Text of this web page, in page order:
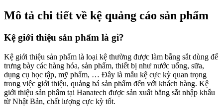
Mô tả chi tiết về kệ quảng cáo sản phẩm
Kệ giới thiệu sản phẩm là gì?
Kệ giới thiệu sản phẩm là loại kệ thường được làm bằng sắt dùng để
trưng bày các hàng hóa, sản phẩm, thiết bị như nước uống, sữa,
dụng cụ học tập, mỹ phẩm, … Đây là mẫu kệ cực kỳ quan trọng
trong việc giới thiệu, quảng bá sản phẩm đến với khách hàng. Kệ
giới thiệu sản phẩm tại Hanatech được sản xuất bằng sắt nhập khẩu
từ Nhật Bản, chất lượng cực kỳ tốt.